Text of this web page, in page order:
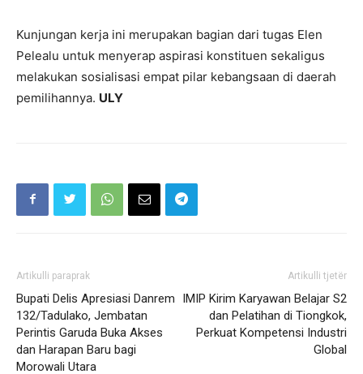
Kunjungan kerja ini merupakan bagian dari tugas Elen
Pelealu untuk menyerap aspirasi konstituen sekaligus
melakukan sosialisasi empat pilar kebangsaan di daerah
pemilihannya. ULY
Artikulli paraprak
Bupati Delis Apresiasi Danrem
132/Tadulako, Jembatan
Perintis Garuda Buka Akses
dan Harapan Baru bagi
Morowali Utara
Artikulli tjetër
IMIP Kirim Karyawan Belajar S2
dan Pelatihan di Tiongkok,
Perkuat Kompetensi Industri
Global